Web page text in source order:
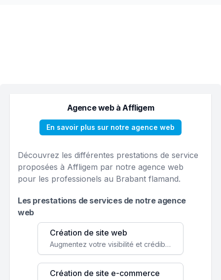
Agence web à Affligem
En savoir plus sur notre agence web
Découvrez les différentes prestations de service
proposées à Affligem par notre agence web
pour les professionels au Brabant flamand.
Les prestations de services de notre agence
web
Création de site web
Augmentez votre visibilité et crédibilité en ligne avec un site web performant, conçu pour attirer plus de clients.
Création de site e-commerce